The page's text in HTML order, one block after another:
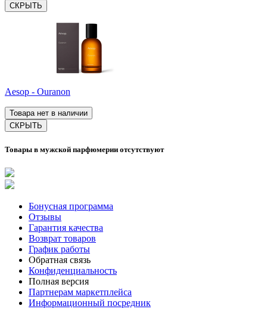
СКРЫТЬ
Aesop - Ouranon
Товара нет в наличии
СКРЫТЬ
Товары в мужской парфюмерии отсутствуют
Бонусная программа
Отзывы
Гарантия качества
Возврат товаров
График работы
Обратная связь
Конфиденциальность
Полная версия
Партнерам маркетплейса
Информационный посредник